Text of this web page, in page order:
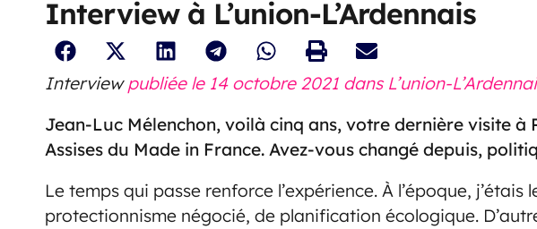
Interview à L’union-L’Ardennais
Interviewpubliée le 14 octobre 2021 dans L’union-
Jean-Luc Mélenchon, voilà cinq ans, votre dernière visite à
Assises du Made in France. Avez-vous changé depuis,
Le temps qui passe renforce l’expérience. À l’époque, j’étais
protectionnisme négocié, de planification écologique.